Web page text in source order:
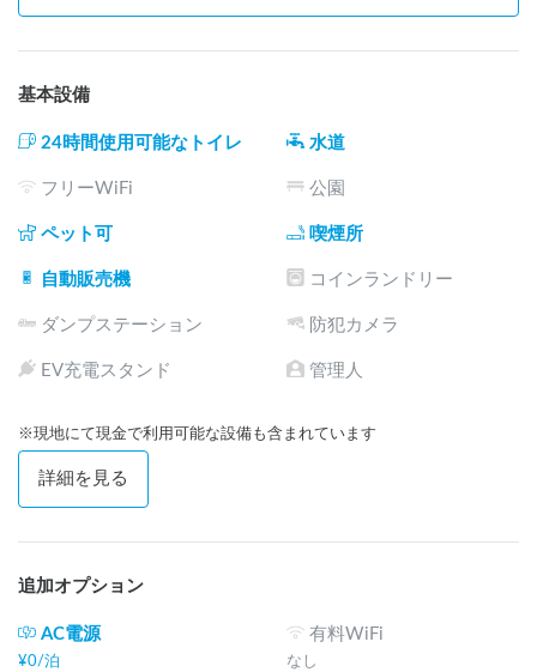
基本設備
24時間使用可能なトイレ 水道
フリーWiFi 公園
ペット可 喫煙所
自動販売機 コインランドリー
ダンプステーション 防犯カメラ
EV充電スタンド 管理人
※現地にて現金で利用可能な設備も含まれています
詳細を見る
追加オプション
AC電源
¥0/泊
有料WiFi
なし